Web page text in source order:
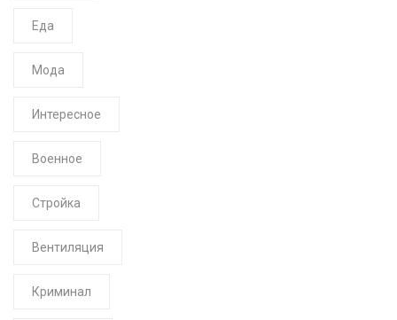
Еда
Мода
Интересное
Военное
Стройка
Вентиляция
Криминал